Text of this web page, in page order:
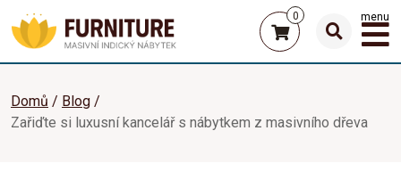
0 menu
Domů
Blog
Zařiďte si luxusní kancelář s nábytkem z masivního dřeva